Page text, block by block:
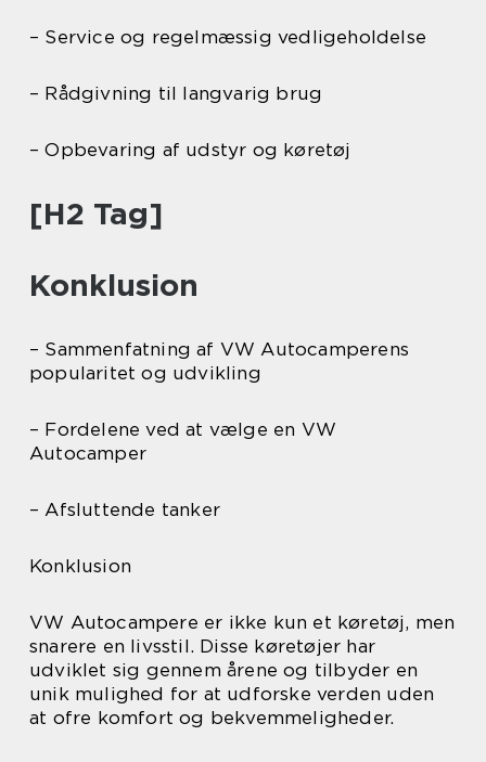
– Service og regelmæssig vedligeholdelse
– Rådgivning til langvarig brug
– Opbevaring af udstyr og køretøj
[H2 Tag]
Konklusion
– Sammenfatning af VW Autocamperens
popularitet og udvikling
– Fordelene ved at vælge en VW
Autocamper
– Afsluttende tanker
Konklusion
VW Autocampere er ikke kun et køretøj, men
snarere en livsstil. Disse køretøjer har
udviklet sig gennem årene og tilbyder en
unik mulighed for at udforske verden uden
at ofre komfort og bekvemmeligheder.